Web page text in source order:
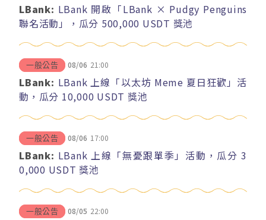
LBank: LBank 開啟「LBank × Pudgy Penguins
聯名活動」，瓜分 500,000 USDT 獎池
一般公告 08/06 21:00
LBank: LBank 上線「以太坊 Meme 夏日狂歡」活
動，瓜分 10,000 USDT 獎池
一般公告 08/06 17:00
LBank: LBank 上線「無憂跟單季」活動，瓜分 3
0,000 USDT 獎池
一般公告 08/05 22:00